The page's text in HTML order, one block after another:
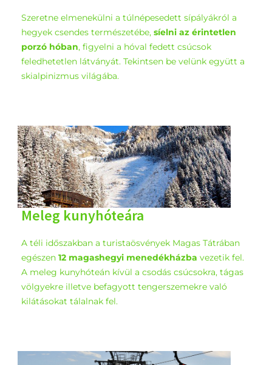
Szeretne elmenekülni a túlnépesedett sípályákról a
hegyek csendes természetébe, síelni az érintetlen
porzó hóban, figyelni a hóval fedett csúcsok
feledhetetlen látványát. Tekintsen be velünk együtt a
skialpinizmus világába.
Meleg kunyhóteára
A téli időszakban a turistaösvények Magas Tátrában
egészen 12 magashegyi menedékházba vezetik fel.
A meleg kunyhóteán kívül a csodás csúcsokra, tágas
völgyekre illetve befagyott tengerszemekre való
kilátásokat tálalnak fel.